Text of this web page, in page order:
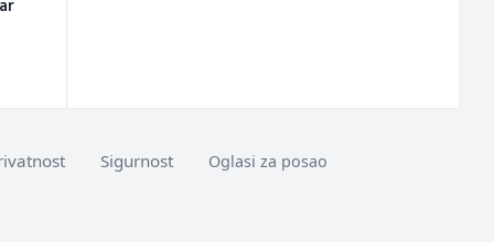
Sigurnost Oglasi za posao